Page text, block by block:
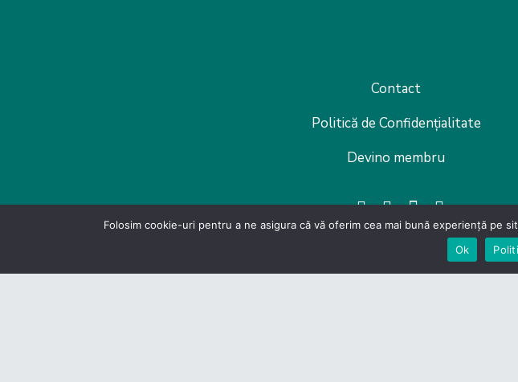
Contact
Politică de Confidențialitate
Devino membru
Folosim cookie-uri pentru a ne asigura că vă oferim cea mai bună experiență
Ok